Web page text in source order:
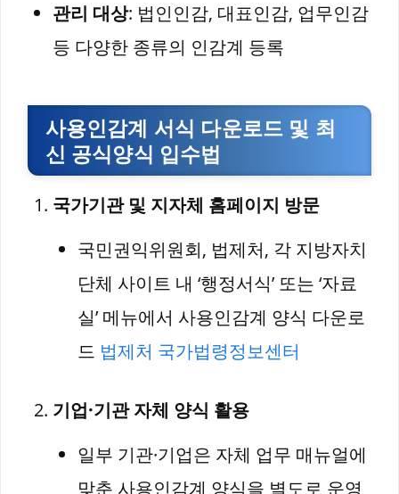
관리 대상: 법인인감, 대표인감, 업무인감
등 다양한 종류의 인감계 등록
사용인감계 서식 다운로드 및 최
신 공식양식 입수법
국가기관 및 지자체 홈페이지 방문
국민권익위원회, 법제처, 각 지방자치
단체 사이트 내 ‘행정서식’ 또는 ‘자료
실’ 메뉴에서 사용인감계 양식 다운로
드 법제처 국가법령정보센터
기업·기관 자체 양식 활용
일부 기관·기업은 자체 업무 매뉴얼에
맞춘 사용인감계 양식을 별도로 운영